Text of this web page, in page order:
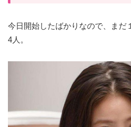
今日開始したばかりなので、ま
4人。